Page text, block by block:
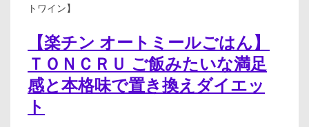
トワイン】
【楽チン オートミールごはん】
ＴＯＮＣＲＵ ご飯みたいな満足
感と本格味で置き換えダイエッ
ト